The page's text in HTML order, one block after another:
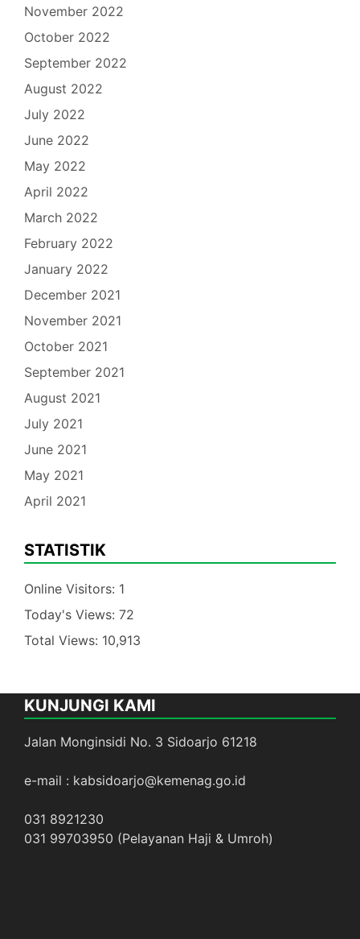
November 2022
October 2022
September 2022
August 2022
July 2022
June 2022
May 2022
April 2022
March 2022
February 2022
January 2022
December 2021
November 2021
October 2021
September 2021
August 2021
July 2021
June 2021
May 2021
April 2021
STATISTIK
Online Visitors: 1
Today's Views: 72
Total Views: 10,913
KUNJUNGI KAMI
Jalan Monginsidi No. 3 Sidoarjo 61218
e-mail : kabsidoarjo@kemenag.go.id
031 8921230
031 99703950 (Pelayanan Haji & Umroh)